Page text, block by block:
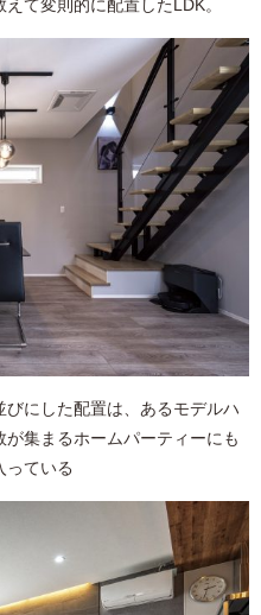
て変則的に配置したLDK。
にした配置は、あるモデルハ
集まるホームパーティーにも
っている